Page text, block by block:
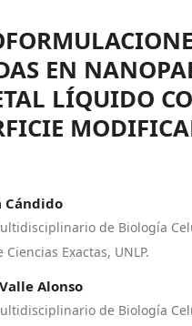
EN
LÍQUIDO
Cándido
de Biología
Ciencias Exactas, UNLP.
Alonso
de Biología